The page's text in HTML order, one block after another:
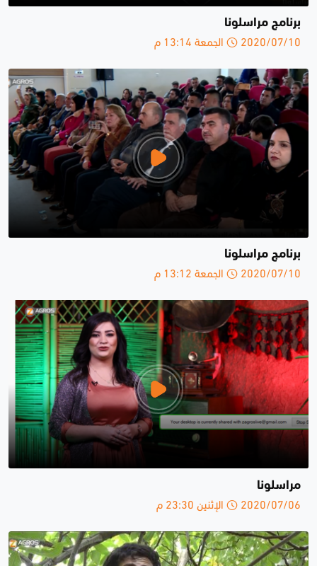
برنامج مراسلونا
2020/07/10 الجمعة 13:14 م
برنامج مراسلونا
2020/07/10 الجمعة 13:12 م
مراسلونا
2020/07/06 الإثنين 23:30 م